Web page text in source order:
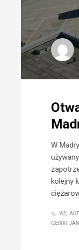
W
kolejny
A2
GERRIT-